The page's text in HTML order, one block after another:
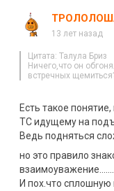
13 лет назад
Цитата: Талула Бриз
Ничего,что он
встречных
Есть такое
ТС идущему на
Ведь подняться
но это правило
взаимоуважение…….
И пох.что